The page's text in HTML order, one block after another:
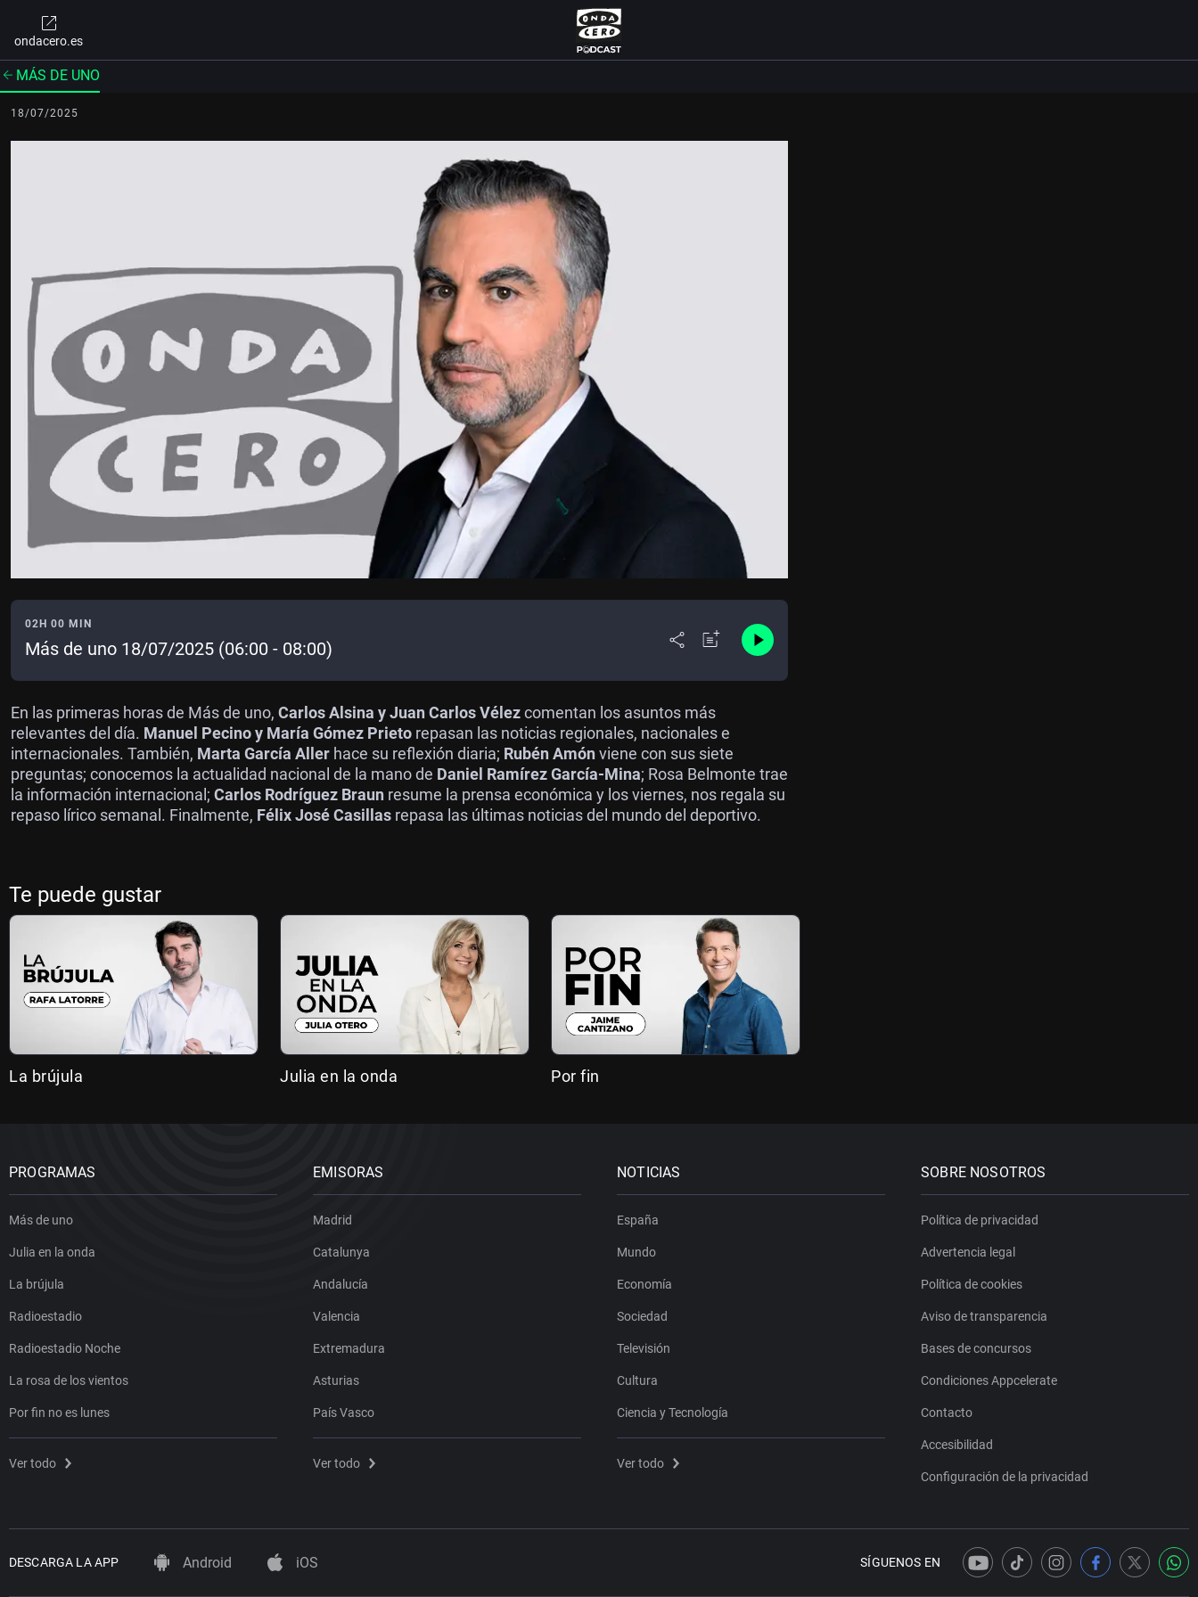
ondacero.es
MÁS DE UNO
18/07/2025
02H 00 MIN
Más de uno 18/07/2025 (06:00 - 08:00)
En las primeras horas de Más de uno, Carlos Alsina yJuan Carlos Vélezcomentan los asuntos más
relevantes del día. Manuel Pecino y María Gómez Prieto repasan las noticias regionales, nacionales e
internacionales. También, Marta García Aller hace su reflexión diaria; Rubén Amónviene con sus siete
preguntas; conocemos la actualidad nacional de la mano de Daniel Ramírez García-Mina; Rosa Belmonte trae
la información internacional; Carlos Rodríguez Braun resume la prensa económica y los viernes, nos regala su
repaso lírico semanal. Finalmente, Félix José Casillas repasa las últimas noticias del mundo del deportivo.
Te puede gustar
La brújula Julia en la onda Por fin
PROGRAMAS
Más de uno
Julia en la onda
La brújula
Radioestadio
Radioestadio Noche
La rosa de los vientos
Por fin no es lunes
Ver todo
EMISORAS
Madrid
Catalunya
Andalucía
Valencia
Extremadura
Asturias
País Vasco
Ver todo
NOTICIAS
España
Mundo
Economía
Sociedad
Televisión
Cultura
Ciencia y Tecnología
Ver todo
SOBRE NOSOTROS
Política de privacidad
Advertencia legal
Política de cookies
Aviso de transparencia
Bases de concursos
Condiciones Appcelerate
Contacto
Accesibilidad
Configuración de la privacidad
DESCARGA LA APP Android iOS SÍGUENOS EN